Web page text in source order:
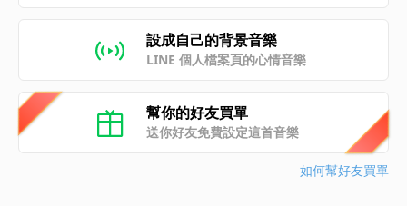
設成自己的背景音樂
LINE 個人檔案頁的心情音樂
幫你的好友買單
送你好友免費設定這首音樂
如何幫好友買單